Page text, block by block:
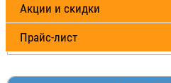
Акции и скидки
Прайс-лист